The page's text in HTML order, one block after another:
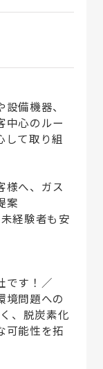
備機器、
中心のルー
して取り組
様へ、ガス
案
経験者も安
です！／
境問題への
、脱炭素化
可能性を拓